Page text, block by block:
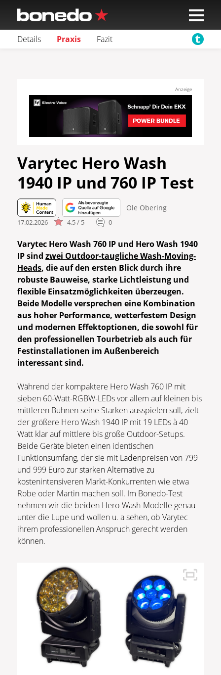
Details Praxis Fazit
Anzeige
Varytec Hero Wash
1940 IP und 760 IP Test
Ole Obering
17.02.2026 4,5 / 5 0
Varytec Hero Wash 760 IP und Hero Wash 1940
IP sind zwei Outdoor-taugliche Wash-Moving-
Heads, die auf den ersten Blick durch ihre
robuste Bauweise, starke Lichtleistung und
flexible Einsatzmöglichkeiten überzeugen.
Beide Modelle versprechen eine Kombination
aus hoher Performance, wetterfestem Design
und modernen Effektoptionen, die sowohl für
den professionellen Tourbetrieb als auch für
Festinstallationen im Außenbereich
interessant sind.
Während der kompaktere Hero Wash 760 IP mit
sieben 60-Watt-RGBW-LEDs vor allem auf kleinen bis
mittleren Bühnen seine Stärken ausspielen soll, zielt
der größere Hero Wash 1940 IP mit 19 LEDs à 40
Watt klar auf mittlere bis große Outdoor-Setups.
Beide Geräte bieten einen identischen
Funktionsumfang, der sie mit Ladenpreisen von 799
und 999 Euro zur starken Alternative zu
kostenintensiveren Markt-Konkurrenten wie etwa
Robe oder Martin machen soll. Im Bonedo-Test
nehmen wir die beiden Hero-Wash-Modelle genau
unter die Lupe und wollen u. a sehen, ob Varytec
ihrem professionellen Anspruch gerecht werden
können.